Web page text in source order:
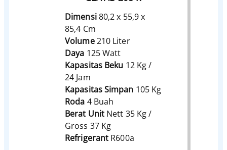
Dimensi80,2 x 55,9 x
85,4 Cm
Volume210 Liter
Daya 125 Watt
Kapasitas Beku 12 Kg /
24 Jam
Kapasitas Simpan 105 Kg
Roda 4 Buah
Berat Unit Nett 35 Kg /
Gross 37 Kg
Refrigerant R600a